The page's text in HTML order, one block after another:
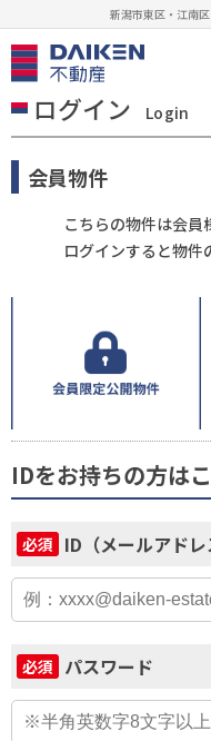
新潟市東区・江南
ログイン Login
会員物件
こちらの物件は会員
ログインすると物件
IDをお持ちの方は
必須 ID（メールアドレ
必須 パスワード